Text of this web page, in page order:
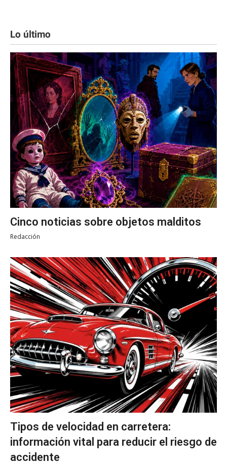
Lo último
Cinco noticias sobre objetos malditos
Redacción
Tipos de velocidad en carretera:
información vital para reducir el riesgo de
accidente